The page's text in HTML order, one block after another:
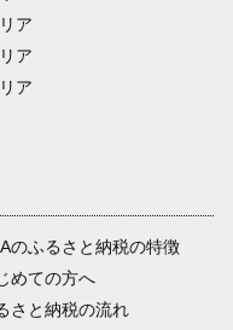
ア
ア
ア
のふるさと納税の特徴
めての方へ
さと納税の流れ